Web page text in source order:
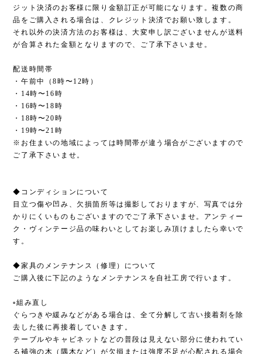
ジット決済のお客様に限り金額訂正が可能になります。複数の商
品をご購入される場合は、クレジット決済でお願い致します。
それ以外の決済方法のお客様は、大変申し訳ございませんが送料
が合算された金額となりますので、ご了承下さいませ。
配送時間帯
・午前中（8時〜12時）
・14時〜16時
・16時〜18時
・18時〜20時
・19時〜21時
※お住まいの地域によっては時間帯が違う場合がございますので
ご了承下さいませ。
◆コンディションについて
目立つ傷や凹み、欠損箇所等は撮影しておりますが、写真では分
かりにくいものもございますのでご了承下さいませ。アンティー
ク・ヴィンテージ品の味わいとしてお楽しみ頂けましたら幸いで
す。
◆家具のメンテナンス（修理）について
ご購入後に下記のようなメンテナンスを自社工房で行います。
▫︎組み直し
ぐらつきや緩みなどがある場合は、全て分解して古い接着剤を除
去した後に再接着していきます。
テーブルやキャビネットなどの普段は見えない部分に使われてい
る補強の木（隅木など）が欠損または強度不足が心配される場合